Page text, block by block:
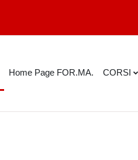
Home Page FOR.MA. CORSI